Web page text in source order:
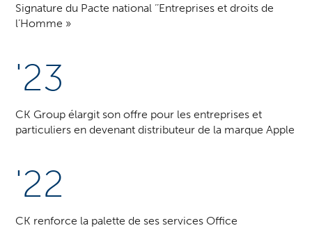
Signature du Pacte national ‘’Entreprises et droits de
l’Homme »
'23
CK Group élargit son offre pour les entreprises et
particuliers en devenant distributeur de la marque Apple
'22
CK renforce la palette de ses services Office